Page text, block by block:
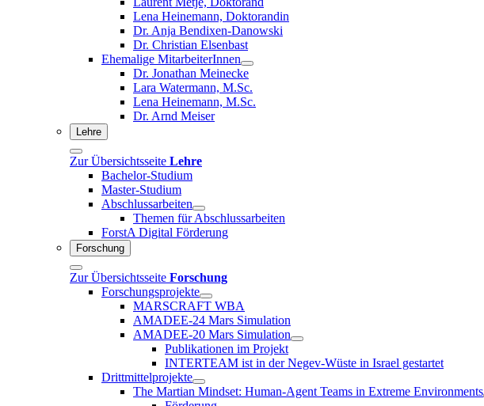
Lena Heinemann, Doktorandin
Dr. Anja Bendixen-Danowski
Dr. Christian Elsenbast
Ehemalige MitarbeiterInnen
Dr. Jonathan Meinecke
Lara Watermann, M.Sc.
Lena Heinemann, M.Sc.
Dr. Arnd Meiser
Lehre
Zur Übersichtsseite Lehre
Bachelor-Studium
Master-Studium
Abschlussarbeiten
Themen für Abschlussarbeiten
ForstA Digital Förderung
Forschung
Zur Übersichtsseite Forschung
Forschungsprojekte
MARSCRAFT WBA
AMADEE-24 Mars Simulation
AMADEE-20 Mars Simulation
Publikationen im Projekt
INTERTEAM ist in der Negev-Wüste in Israel gestartet
Drittmittelprojekte
The Martian Mindset: Human-Agent Teams in Extreme Environments